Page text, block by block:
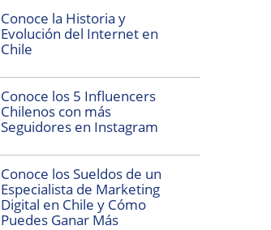
Conoce la Historia y
Evolución del Internet en
Chile
Conoce los 5 Influencers
Chilenos con más
Seguidores en Instagram
Conoce los Sueldos de un
Especialista de Marketing
Digital en Chile y Cómo
Puedes Ganar Más